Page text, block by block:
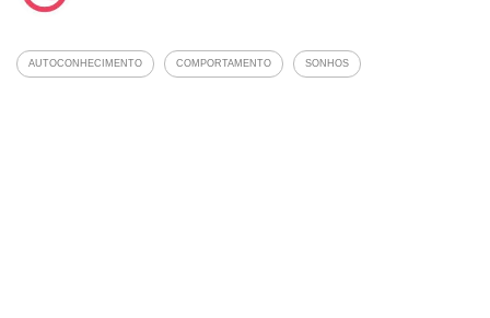
AUTOCONHECIMENTO COMPORTAMENTO SONHOS